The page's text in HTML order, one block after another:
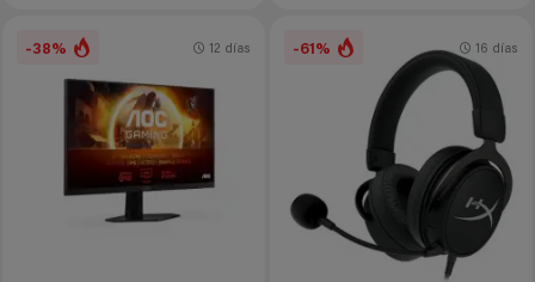
-38% 12 días -61% 16 días